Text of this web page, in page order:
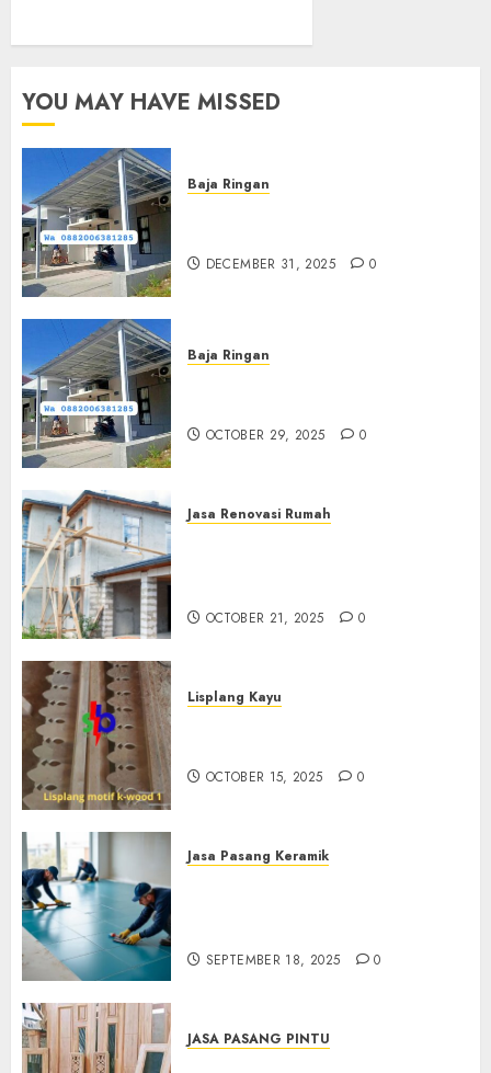
YOU MAY HAVE MISSED
Baja Ringan
DECEMBER 31, 2025 0
Baja Ringan
OCTOBER 29, 2025 0
Jasa Renovasi Rumah
OCTOBER 21, 2025 0
Lisplang Kayu
OCTOBER 15, 2025 0
Jasa Pasang Keramik
SEPTEMBER 18, 2025 0
JASA PASANG PINTU